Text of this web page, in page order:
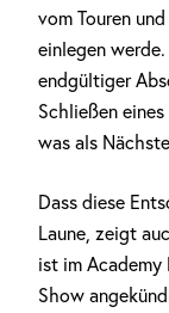
vom Touren
einlegen
endgültiger
Schließen
was als
Dass diese
Laune, zeigt
ist im Academy
Show